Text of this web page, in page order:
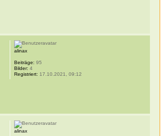
alinax
Beiträge: 95
Bilder: 4
Registriert: 17.10.2021, 09:12
alinax